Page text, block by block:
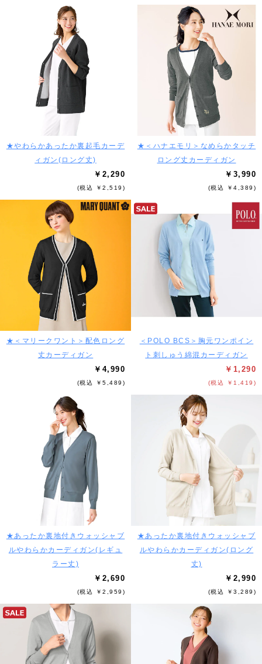
★やわらかあったか裏起毛カーデ
ィガン(ロング丈)
￥2,290
(税込 ￥2,519)
★＜ハナエモリ＞なめらかタッチ
ロング丈カーディガン
￥3,990
(税込 ￥4,389)
★＜マリークワント＞配色ロング
丈カーディガン
￥4,990
(税込 ￥5,489)
＜POLO BCS＞胸元ワンポイン
ト刺しゅう綿混カーディガン
￥1,290
(税込 ￥1,419)
★あったか裏地付きウォッシャブ
ルやわらかカーディガン(レギュ
ラー丈)
￥2,690
(税込 ￥2,959)
★あったか裏地付きウォッシャブ
ルやわらかカーディガン(ロング
丈)
￥2,990
(税込 ￥3,289)